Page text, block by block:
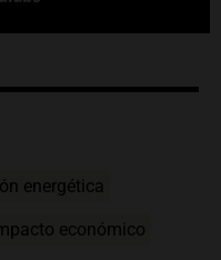
energética
económico